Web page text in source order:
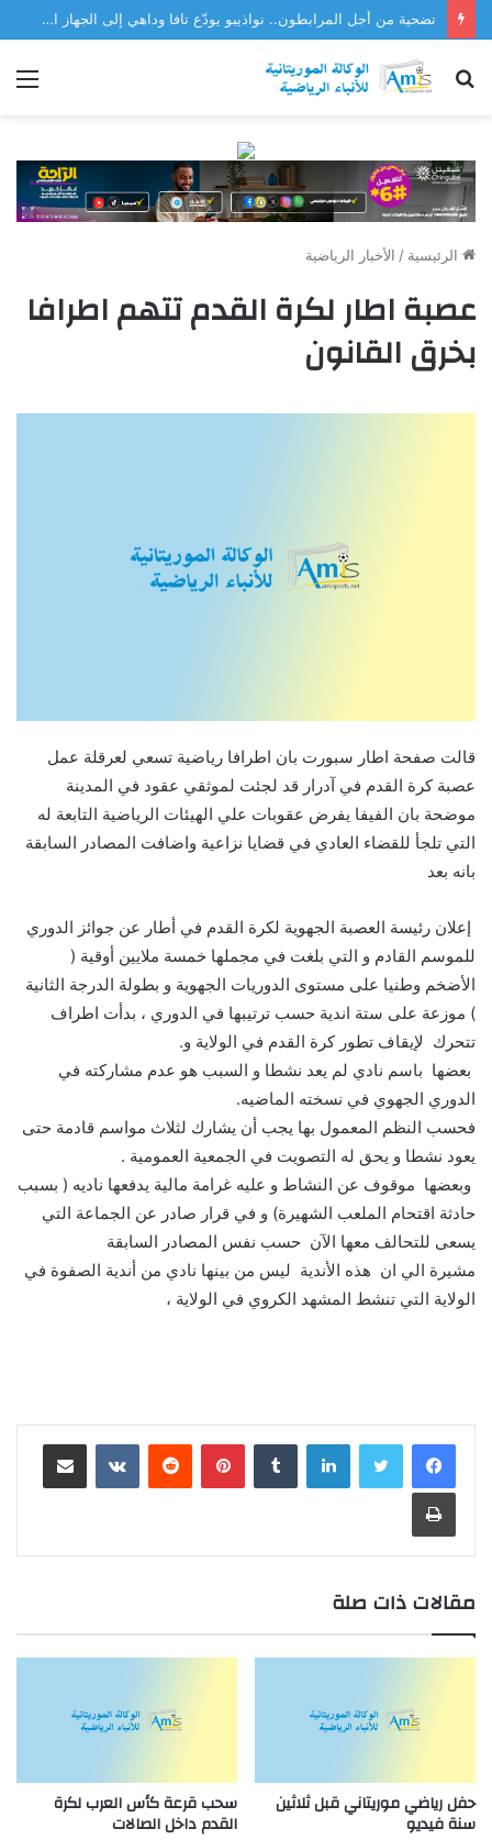
تضحية من أجل المرابطون.. نواذيبو يودّع تافا وداهي إلى الجهاز الفني للمنتخب
بحث
الرئيسية / الأخبار الرياضية
عصبة اطار لكرة القدم تتهم اطرافا
بخرق القانون
قالت صفحة اطار سبورت بان اطرافا رياضية تسعي لعرقلة عمل
عصبة كرة القدم في آدرار قد لجئت لموثقي عقود في المدينة
موضحة بان الفيفا يفرض عقوبات علي الهيئات الرياضية التابعة له
التي تلجأ للقضاء العادي في قضايا نزاعية واضافت المصادر السابقة
بانه بعد
إعلان رئيسة العصبة الجهوية لكرة القدم في أطار عن جوائز الدوري
للموسم القادم و التي بلغت في مجملها خمسة ملايين أوقية (
الأضخم وطنيا على مستوى الدوريات الجهوية و بطولة الدرجة الثانية
) موزعة على ستة اندية حسب ترتيبها في الدوري ، بدأت اطراف
تتحرك لإيقاف تطور كرة القدم في الولاية و.
بعضها باسم نادي لم يعد نشطا و السبب هو عدم مشاركته في
الدوري الجهوي في نسخته الماضيه.
فحسب النظم المعمول بها يجب أن يشارك لثلاث مواسم قادمة حتى
يعود نشطا و يحق له التصويت في الجمعية العمومية .
وبعضها موقوف عن النشاط و عليه غرامة مالية يدفعها ناديه ( بسبب
حادثة اقتحام الملعب الشهيرة) و في قرار صادر عن الجماعة التي
يسعى للتحالف معها الآن حسب نفس المصادر السابقة
مشيرة الي ان هذه الأندية ليس من بينها نادي من أندية الصفوة في
الولاية التي تنشط المشهد الكروي في الولاية ،
لينكدإن بينتيريست مشاركة عبر البريد
طباعة
مقالات ذات صلة
حفل رياضي موريتاني قبل ثلاثين
سنة فيديو
سحب قرعة كأس العرب لكرة
القدم داخل الصالات